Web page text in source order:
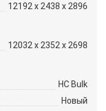
12192 x 2438 x 2896
12032 x 2352 x 2698
HC Bulk
Новый